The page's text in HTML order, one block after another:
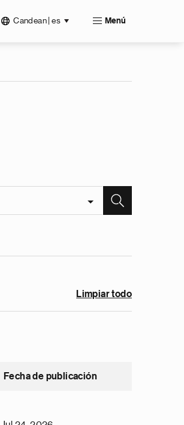
Candean | es Menú
Limpiar todo
Fecha de publicación